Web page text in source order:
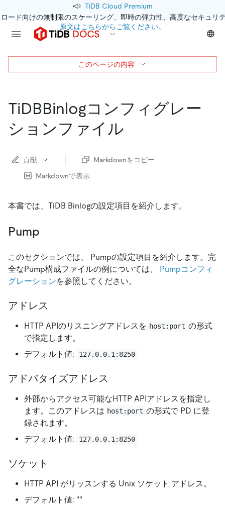
📣 TiDB Cloud Premium
ード向けの無制限のスケーリング、即時の弾力性、高度なセキュリ
原文はこちらからご覧ください。
TiDBBinlogコンフィグレー
ションファイル
貢献
Markdownをコピー
Markdownで表示
本書では、TiDB Binlogの設定項目を紹介します。
Pump
このセクションでは、 Pumpの設定項目を紹介します。完
全なPump構成ファイルの例については、 Pumpコンフィ
グレーションを参照してください。
アドレス
HTTP APIのリスニングアドレスを host:port の形式
で指定します。
デフォルト値:
127.0.0.1:8250
アドバタイズアドレス
外部からアクセス可能なHTTP APIアドレスを指定し
ます。このアドレスは host:port の形式で PD に登
録されます。
デフォルト値:
127.0.0.1:8250
ソケット
HTTP API がリッスンする Unix ソケット アドレス。
デフォルト値: ""
このページの内容